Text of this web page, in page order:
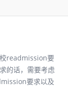
readmission要
的话，需要考虑
要求以及